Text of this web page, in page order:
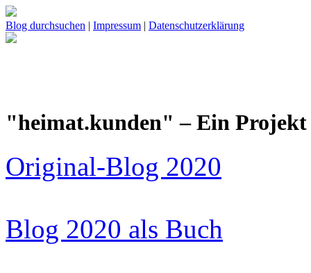
Blog durchsuchen | Impressum | Datenschutzerklärung
"heimat.kunden" – Ein
Original-Blog 2020
Blog 2020 als Buch